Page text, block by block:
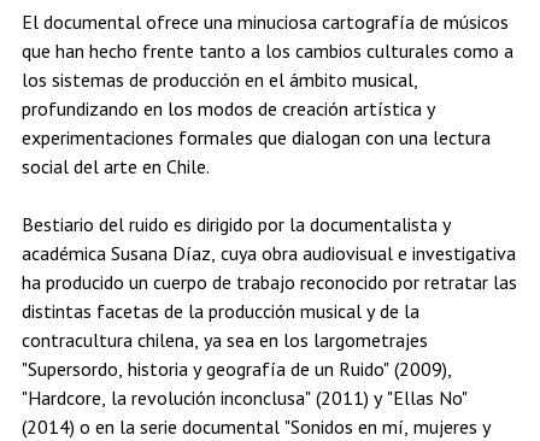
El documental ofrece una minuciosa cartografía de músicos
que han hecho frente tanto a los cambios culturales como a
los sistemas de producción en el ámbito musical,
profundizando en los modos de creación artística y
experimentaciones formales que dialogan con una lectura
social del arte en Chile.
Bestiario del ruido es dirigido por la documentalista y
académica Susana Díaz, cuya obra audiovisual e investigativa
ha producido un cuerpo de trabajo reconocido por retratar las
distintas facetas de la producción musical y de la
contracultura chilena, ya sea en los largometrajes
"Supersordo, historia y geografía de un Ruido" (2009),
"Hardcore, la revolución inconclusa" (2011) y "Ellas No"
(2014) o en la serie documental "Sonidos en mí, mujeres y